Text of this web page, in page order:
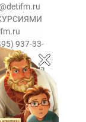
937-33-
на